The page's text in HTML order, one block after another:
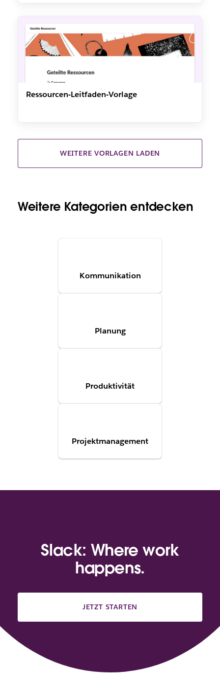
Ressourcen-Leitfaden-Vorlage
WEITERE VORLAGEN LADEN
Weitere Kategorien entdecken
Kommunikation
Planung
Produktivität
Projektmanagement
Slack: Where work
happens.
JETZT STARTEN